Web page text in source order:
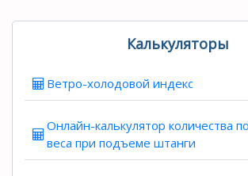
Калькуляторы
Ветро-холодовой индекс
Онлайн-калькулятор количества
веса при подъеме штанги